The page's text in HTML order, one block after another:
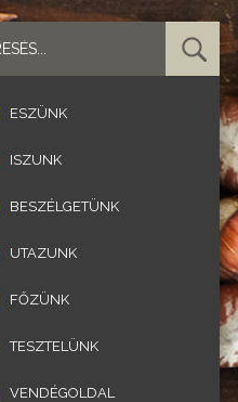
ESZÜNK
ISZUNK
BESZÉLGETÜNK
UTAZUNK
FŐZÜNK
TESZTELÜNK
VENDÉGOLDAL